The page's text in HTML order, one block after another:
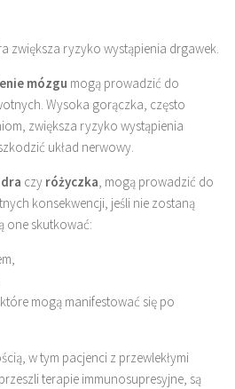
zwiększa ryzyko wystąpienia drgawek.
mózgu mogą prowadzić do
Wysoka gorączka, często
zwiększa ryzyko wystąpienia
układ nerwowy.
czy różyczka, mogą prowadzić do
konsekwencji, jeśli nie zostaną
one skutkować:
mogą manifestować się po
w tym pacjenci z przewlekłymi
terapie immunosupresyjne, są